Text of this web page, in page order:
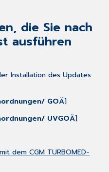
die Sie nach
ausführen
Installation des Updates
GOÄ]
UVGOÄ]
dem CGM TURBOMED-